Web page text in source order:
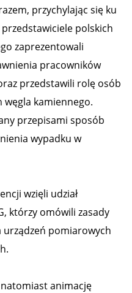
przychylając się ku
polskich
zaprezentowali
pracowników
przedstawili rolę osób
kamiennego.
przepisami sposób
wypadku w
wzięli udział
którzy omówili zasady
urządzeń pomiarowych
animację